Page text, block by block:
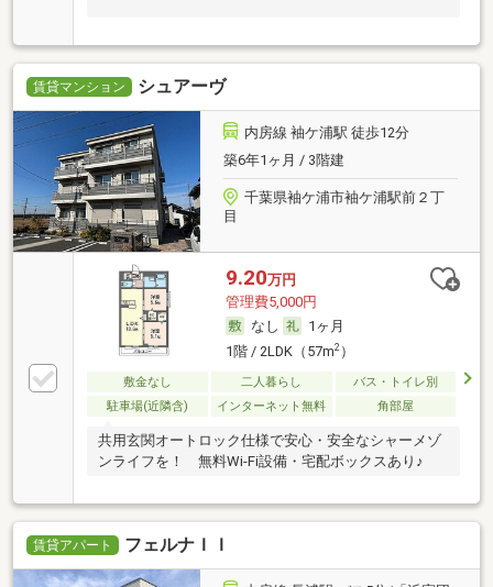
賃貸マンション シュアーヴ
内房線 袖ケ浦駅 徒歩12分
築6年1ヶ月 / 3階建
千葉県袖ケ浦市袖ケ浦駅前２丁
目
9.20万円
管理費5,000円
なし
1ヶ月
1階 / 2LDK（57m2）
敷金なし 二人暮らし
バス・トイレ別
駐車場(近隣含)
インターネット無料 角部屋
共用玄関オートロック仕様で安心・安全なシャーメゾ
ンライフを！ 無料Wi-Fi設備・宅配ボックスあり♪
賃貸アパート フェルナＩＩ